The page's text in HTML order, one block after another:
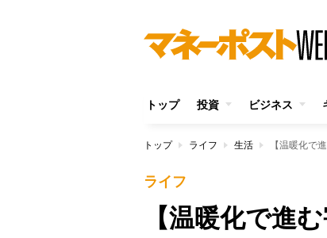
トップ 投資 ビジネス
トップ ライフ 生活
ライフ
【温暖化で進